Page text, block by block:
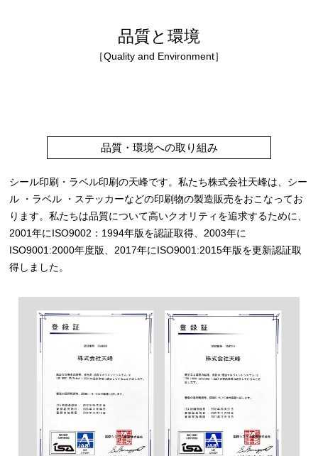
品質と環境
［Quality and Environment］
品質・環境への取り組み
シール印刷・ラベル印刷の天峰です。私たち株式会社天峰は、シー
ル ・ラベル ・ステッカーなどの印刷物の製造販売をおこなってお
ります。私たちは品質について高いクオリティを追求するために、
2001年にISO9002：1994年版を認証取得、2003年に
ISO9001:2000年度版、2017年にISO9001:2015年版を更新認証取
得しました。